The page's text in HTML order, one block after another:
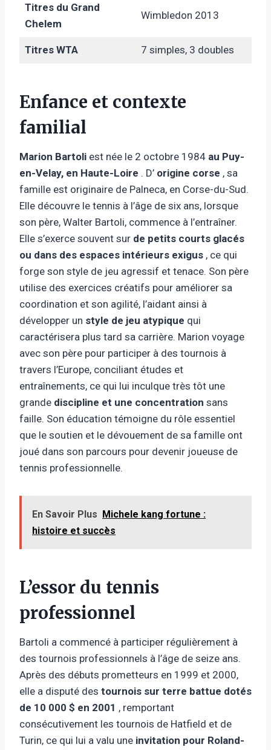
Titres du Grand
Chelem
Wimbledon 2013
Titres WTA 7 simples, 3 doubles
Enfance et contexte
familial
Marion Bartoli est née le 2 octobre 1984 au Puy-
en-Velay, en Haute-Loire . D’ origine corse , sa
famille est originaire de Palneca, en Corse-du-Sud.
Elle découvre le tennis à l’âge de six ans, lorsque
son père, Walter Bartoli, commence à l’entraîner.
Elle s’exerce souvent sur de petits courts glacés
ou dans des espaces intérieurs exigus , ce qui
forge son style de jeu agressif et tenace. Son père
utilise des exercices créatifs pour améliorer sa
coordination et son agilité, l’aidant ainsi à
développer un style de jeu atypique qui
caractérisera plus tard sa carrière. Marion voyage
avec son père pour participer à des tournois à
travers l’Europe, conciliant études et
entraînements, ce qui lui inculque très tôt une
grande discipline et une concentration sans
faille. Son éducation témoigne du rôle essentiel
que le soutien et le dévouement de sa famille ont
joué dans son parcours pour devenir joueuse de
tennis professionnelle.
En Savoir Plus Michele kang fortune :
histoire et succès
L’essor du tennis
professionnel
Bartoli a commencé à participer régulièrement à
des tournois professionnels à l’âge de seize ans.
Après des débuts prometteurs en 1999 et 2000,
elle a disputé des tournois sur terre battue dotés
de 10 000 $ en 2001 , remportant
consécutivement les tournois de Hatfield et de
Turin, ce qui lui a valu une invitation pour Roland-